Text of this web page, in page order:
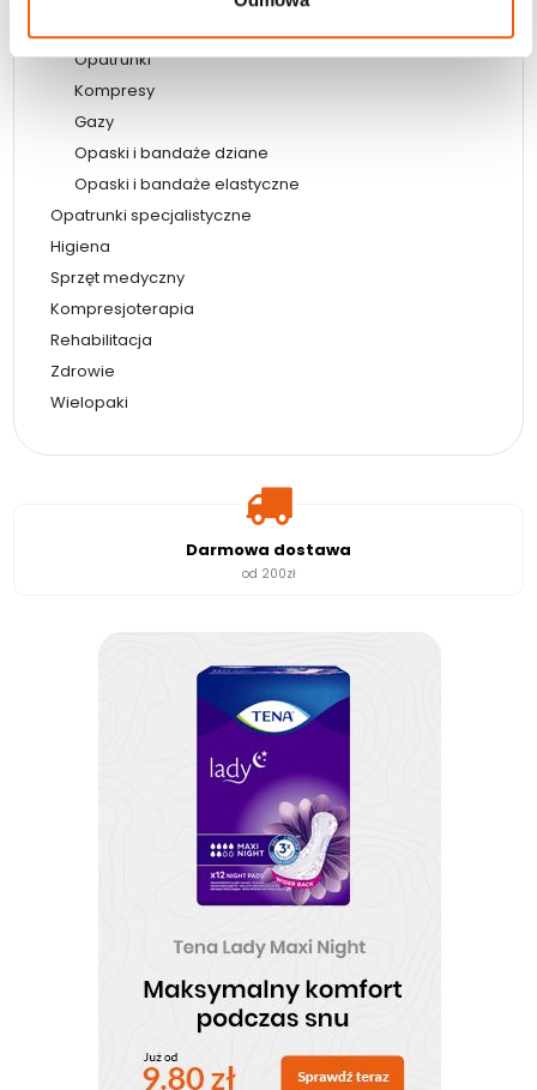
Opatrunki
Kompresy
Gazy
Opaski i bandaże dziane
Opaski i bandaże elastyczne
Opatrunki specjalistyczne
Higiena
Sprzęt medyczny
Kompresjoterapia
Rehabilitacja
Zdrowie
Wielopaki
Darmowa dostawa
od 200zł